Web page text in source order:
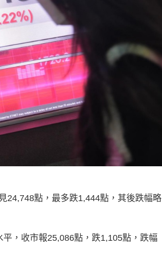
24,748點，最多跌1,444點，其後跌幅略
，收市報25,086點，跌1,105點，跌幅